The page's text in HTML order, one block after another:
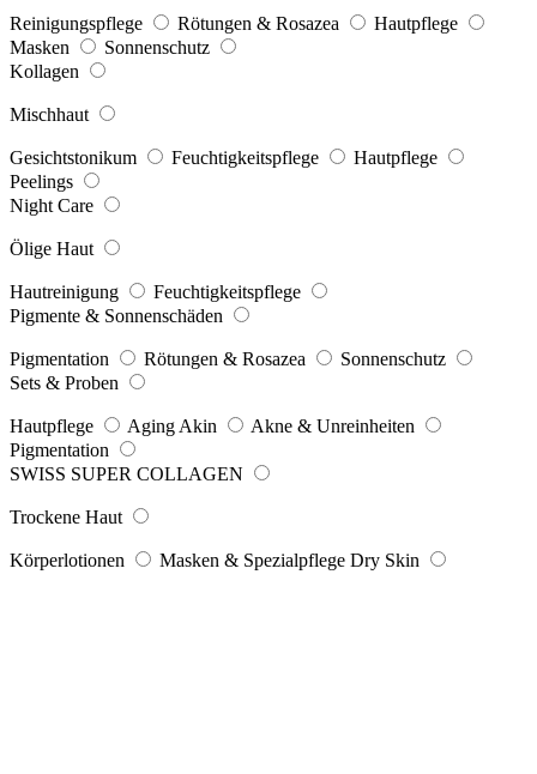
Reinigungspflege Rötungen & Rosazea
Hautpflege
Masken
Sonnenschutz
Kollagen
Mischhaut
Gesichtstonikum Feuchtigkeitspflege
Hautpflege
Peelings
Night Care
Ölige Haut
Hautreinigung
Feuchtigkeitspflege
Pigmente & Sonnenschäden
Pigmentation Rötungen & Rosazea
Sonnenschutz
Sets & Proben
Hautpflege Aging Akin
Akne & Unreinheiten
Pigmentation
SWISS SUPER COLLAGEN
Trockene Haut
Körperlotionen Masken & Spezialpflege Dry Skin